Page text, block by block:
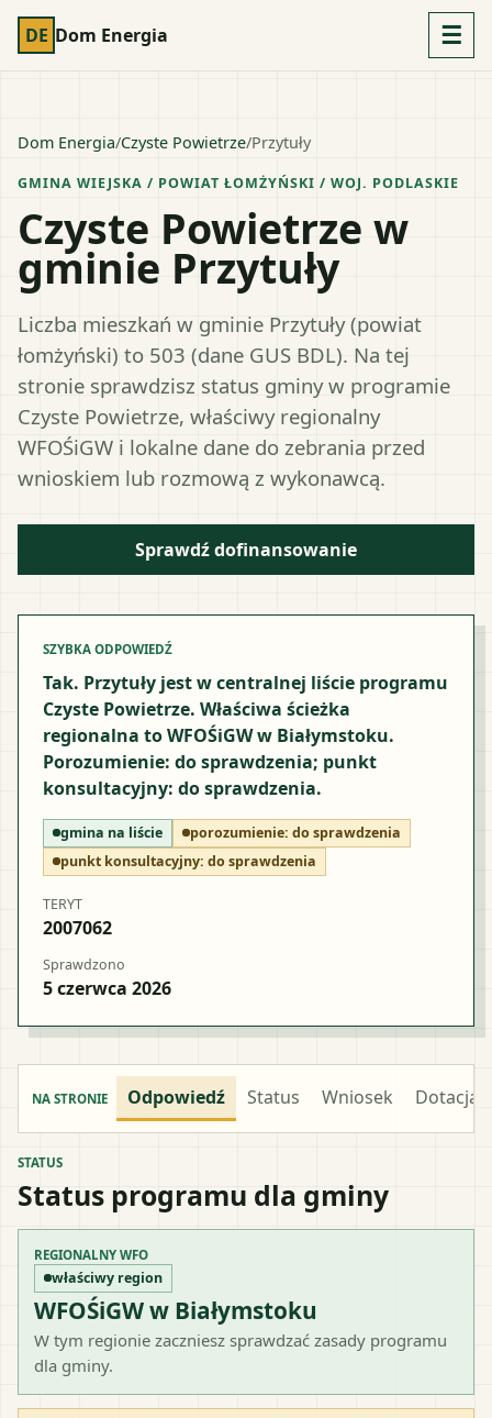
DE Dom Energia ☰
Dom Energia/Czyste Powietrze/Przytuły
GMINA WIEJSKA / POWIAT ŁOMŻYŃSKI / WOJ. PODLASKIE
Czyste Powietrze w
gminie Przytuły
Liczba mieszkań w gminie Przytuły (powiat
łomżyński) to 503 (dane GUS BDL). Na tej
stronie sprawdzisz status gminy w programie
Czyste Powietrze, właściwy regionalny
WFOŚiGW i lokalne dane do zebrania przed
wnioskiem lub rozmową z wykonawcą.
Sprawdź dofinansowanie
SZYBKA ODPOWIEDŹ
Tak. Przytuły jest w centralnej liście programu
Czyste Powietrze. Właściwa ścieżka
regionalna to WFOŚiGW w Białymstoku.
Porozumienie: do sprawdzenia; punkt
konsultacyjny: do sprawdzenia.
gmina na liście porozumienie: do sprawdzenia
punkt konsultacyjny: do sprawdzenia
TERYT
2007062
Sprawdzono
5 czerwca 2026
NA STRONIE Odpowiedź Status Wniosek Dotacja
STATUS
Status programu dla gminy
REGIONALNY WFO
właściwy region
WFOŚiGW w Białymstoku
W tym regionie zaczniesz sprawdzać zasady programu
dla gminy.